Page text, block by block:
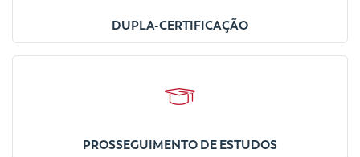
DUPLA-CERTIFICAÇÃO
PROSSEGUIMENTO DE ESTUDOS